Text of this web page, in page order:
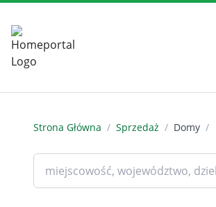
Strona Główna / Sprzedaż / Domy /